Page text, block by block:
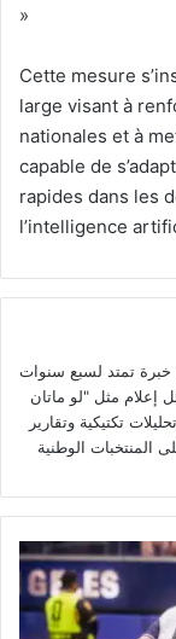
»
Cette mesure
large visant à
nationales et à
capable de
rapides dans les
l’intelligence
تمتد لسبع سنوات
إعلام مثل "لو ماتان
تكتيكية وتقارير
La
Suisse
s'impose
largement